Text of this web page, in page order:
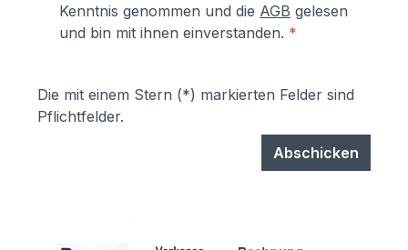
Kenntnis genommen und die AGB gelesen
und bin mit ihnen einverstanden. *
Die mit einem Stern (*) markierten Felder sind
Pflichtfelder.
Abschicken